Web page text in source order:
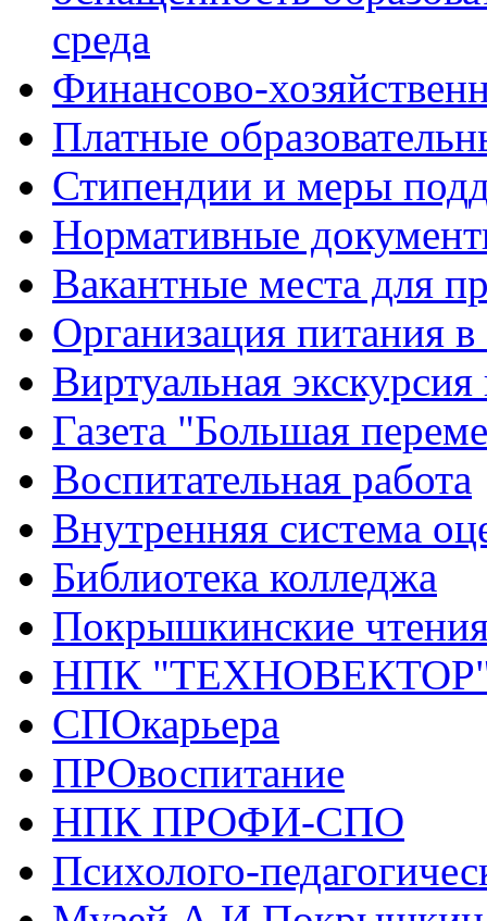
среда
Финансово-
Платные
Стипендии и меры
Нормативные
Вакантные места для
Организация питания в
Виртуальная
Газета "Большая
Воспитательная работа
Внутренняя система
Библиотека колледжа
Покрышкинские
НПК
СПОкарьера
ПРОвоспитание
НПК ПРОФИ-СПО
Психолого-